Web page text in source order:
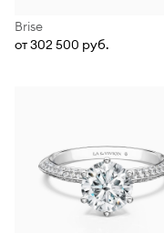
Brise
от 302 500 руб.